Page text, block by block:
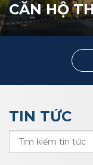
CĂN HỘ
TIN TỨC